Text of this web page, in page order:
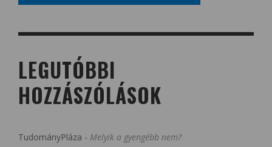
LEGUTÓBBI
HOZZÁSZÓLÁSOK
TudományPláza - Melyik a gyengébb nem?